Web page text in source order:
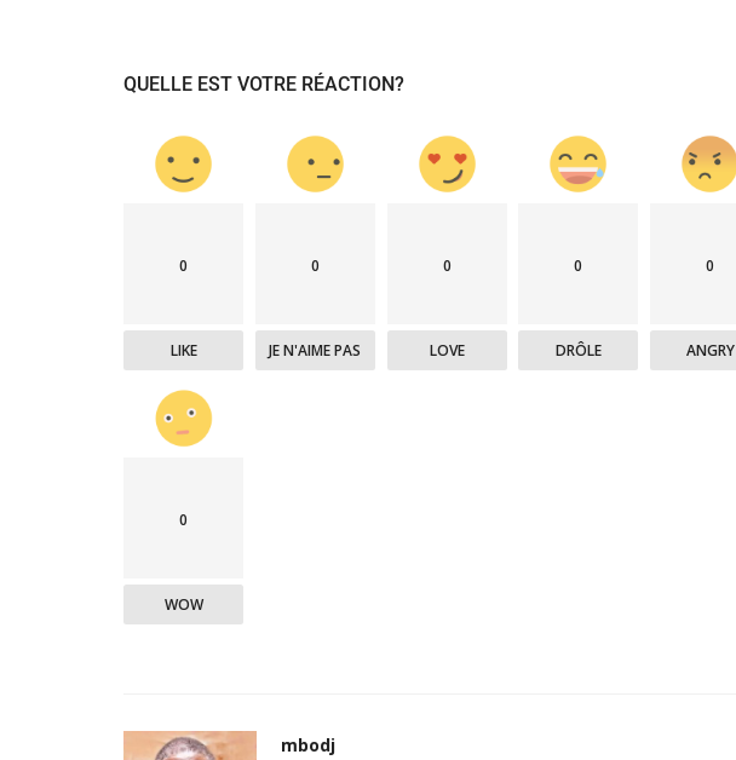
QUELLE EST VOTRE RÉACTION?
0
LIKE
0
JE N'AIME PAS
0
LOVE
0
DRÔLE
0
ANGRY
0
WOW
mbodj
kikobya